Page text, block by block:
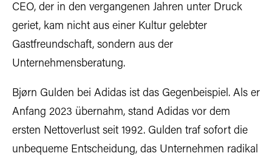
CEO, der in den vergangenen Jahren unter Druck
geriet, kam nicht aus einer Kultur gelebter
Gastfreundschaft, sondern aus der
Unternehmensberatung.
Bjørn Gulden bei Adidas ist das Gegenbeispiel. Als er
Anfang 2023 übernahm, stand Adidas vor dem
ersten Nettoverlust seit 1992. Gulden traf sofort die
unbequeme Entscheidung, das Unternehmen radikal